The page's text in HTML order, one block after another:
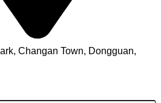
Changan Town, Dongguan,